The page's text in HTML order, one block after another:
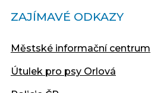
ZAJÍMAVÉ ODKAZY
Městské informační centrum
Útulek pro psy Orlová